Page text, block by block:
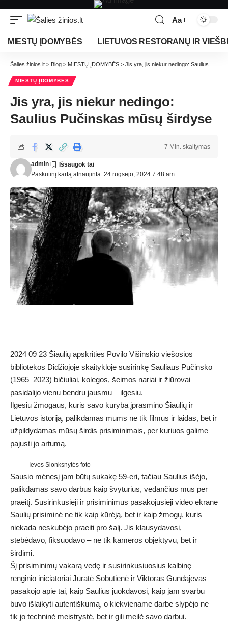
Aa
MIESTŲ ĮDOMYBĖS LIETUVOS RESTORANŲ IR
Šalies žinios.lt > Blog > MIESTŲ ĮDOMYBĖS > Jis yra, jis niekur nedingo: Saulius Pučinskas mūsų širdyse
MIESTŲ ĮDOMYBĖS
Jis yra, jis niekur nedingo:
Saulius Pučinskas mūsų širdyse
Paskutinį kartą atnaujinta: 24 rugsėjo, 2024 7:48 am
admin
7 Min. skaitymas
2024 09 23 Šiaulių apskrities Povilo Višinskio viešosios
bibliotekos Didžiojoje skaitykloje susirinkę Sauliaus Pučinsko
(1965–2023) bičiuliai, kolegos, šeimos nariai ir žiūrovai
pasidalijo vienu bendru jausmu – ilgesiu.
Ilgesiu žmogaus, kuris savo kūryba įprasmino Šiaulių ir
Lietuvos istoriją, palikdamas mums ne tik filmus ir laidas, bet ir
užpildydamas mūsų širdis prisiminimais, per kuriuos galime
pajusti jo artumą.
Ievos Slonksnytės foto
Sausio mėnesį jam būtų sukakę 59-eri, tačiau Saulius išėjo,
palikdamas savo darbus kaip švyturius, vedančius mus per
praeitį. Susirinkusieji ir prisiminimus pasakojusieji video ekrane
Saulių prisiminė ne tik kaip kūrėją, bet ir kaip žmogų, kuris
niekada neskubėjo praeiti pro šalį. Jis klausydavosi,
stebėdavo, fiksuodavo – ne tik kameros objektyvu, bet ir
širdimi.
Šį prisiminimų vakarą vedę ir susirinkusiuosius kalbinę
renginio iniciatoriai Jūratė Sobutienė ir Viktoras Gundajevas
pasakojo apie tai, kaip Saulius juokdavosi, kaip jam svarbu
buvo išlaikyti autentiškumą, o kiekviename darbe slypėjo ne
tik jo techninė meistrystė, bet ir gili meilė savo darbui.